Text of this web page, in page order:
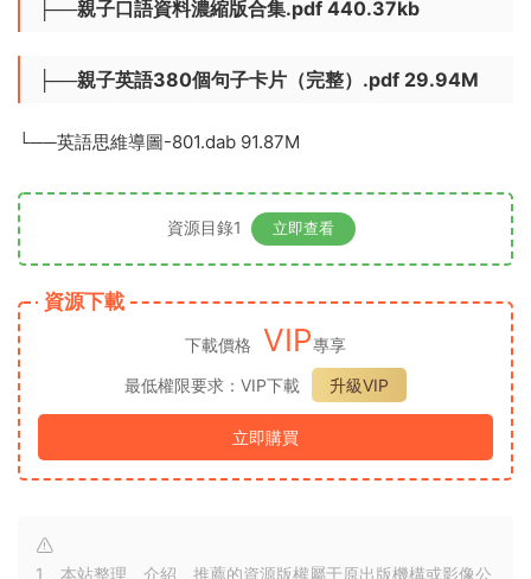
├──英渣媽媽單詞合輯
├──又又麻麻的日常英語
├──K-科普類思維導圖102張.pdf 25.37M
├──親子口語資料濃縮版合集.pdf 440.37kb
├──親子英語380個句子卡片（完整）.pdf 29.94M
└──英語思維導圖-801.dab 91.87M
資源目錄1 立即查看
下載價格 VIP專享